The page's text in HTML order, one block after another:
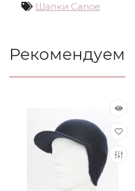
Шапки Canoe
Рекомендуем